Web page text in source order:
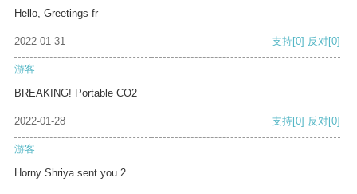
Hello, Greetings fr
2022-01-31 支持[0] 反对[0]
游客
BREAKING! Portable CO2
2022-01-28 支持[0] 反对[0]
游客
Horny Shriya sent you 2